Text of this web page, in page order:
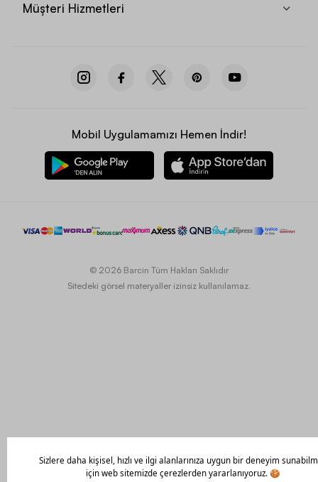
Müşteri Hizmetleri
Mobil Uygulamamızı Hemen İndir!
© 2026 Barcin Tüm Hakları Saklıdır
Sitedeki görsel materyaller izinsiz kullanılamaz.